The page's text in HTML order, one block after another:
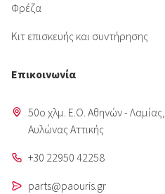
Φρέζα
Κιτ επισκευής και συντήρησης
Επικοινωνία
50o χλμ. Ε.Ο. Αθηνών - Λαμίας,
Aυλώνας Αττικής
+30 22950 42258
parts@paouris.gr